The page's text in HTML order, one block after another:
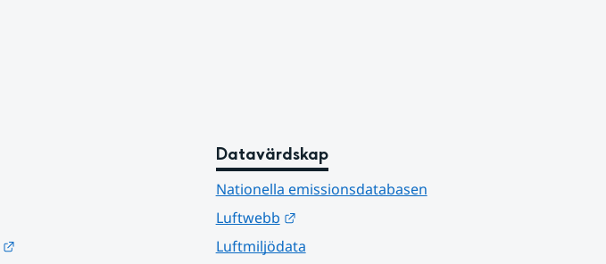
Datavärdskap
Nationella emissionsdatabasen
Luftwebb
Länk till annan webbplats.
Luftmiljödata